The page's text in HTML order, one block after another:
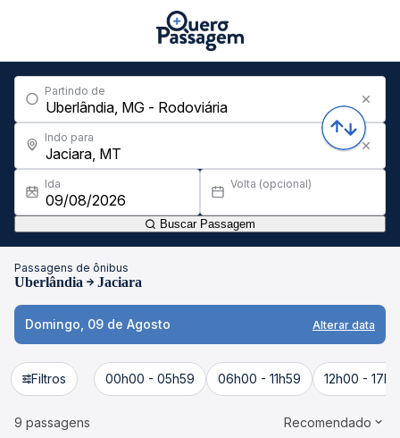
Partindo de
Indo para
Ida Volta (opcional)
Buscar Passagem
Passagens de ônibus
Uberlândia Jaciara
Domingo, 09 de Agosto Alterar data
Filtros 00h00 - 05h59 06h00 - 11h59 12h00 -
9 passagens Recomendado